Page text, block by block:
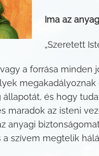
Ima az
„Szeretett
a forrása
megakadályoznak
és hogy
maradok az isteni
anyagi
a szívem megtelik